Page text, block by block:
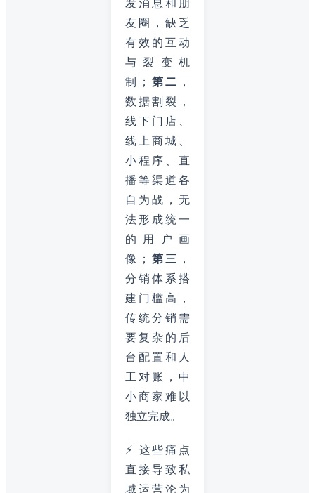
发消息和朋
友圈，缺乏
有效的互动
与裂变机
制； 第二 ，
数据割裂，
线下门店、
线上商城、
小程序、直
播等渠道各
自为战，无
法形成统一
的用户画
像； 第三
，
分销体系搭
建门槛高，
传统分销需
要复杂的后
台配置和人
工对账，中
小商家难以
独立完成。
⚡ 这些痛点
直接导致私
域运营沦为